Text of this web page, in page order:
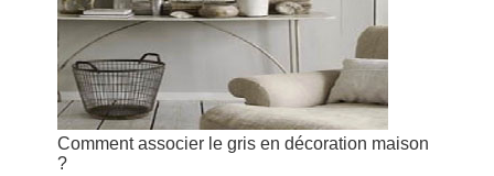
Comment associer le gris en décoration maison
?